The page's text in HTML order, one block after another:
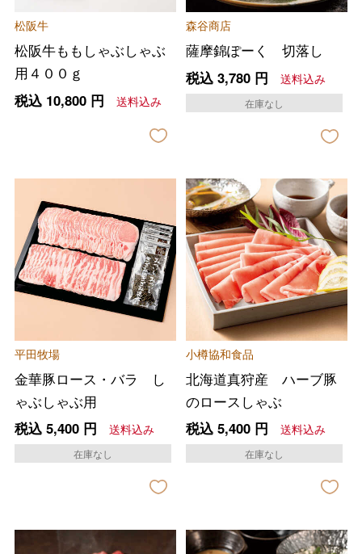
松阪牛
松阪牛ももしゃぶしゃぶ
用４００ｇ
税込 10,800円 送料込み
森谷商店
薩摩錦ぽーく 切落し
税込 3,780円 送料込み
在庫なし
平田牧場
金華豚ロース・バラ し
ゃぶしゃぶ用
税込 5,400円 送料込み
在庫なし
小樽協和食品
北海道真狩産 ハーブ豚
のロースしゃぶ
税込 5,400円 送料込み
在庫なし